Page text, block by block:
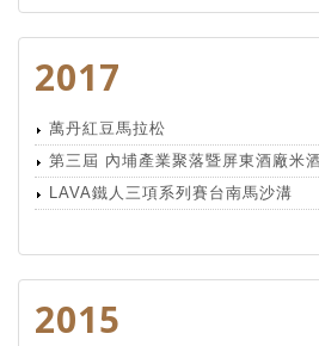
2017
萬丹紅豆馬拉松
第三屆 內埔產業聚落暨屏東酒廠米
LAVA鐵人三項系列賽台南馬沙溝
2015